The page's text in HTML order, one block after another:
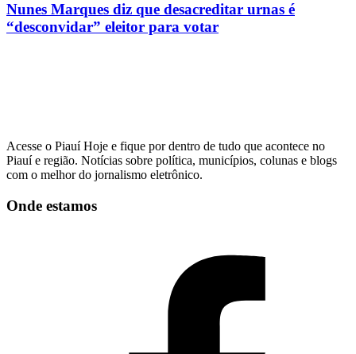
Nunes Marques diz que desacreditar urnas é
“desconvidar” eleitor para votar
Acesse o Piauí Hoje e fique por dentro de tudo que acontece no
Piauí e região. Notícias sobre política, municípios, colunas e blogs
com o melhor do jornalismo eletrônico.
Onde estamos